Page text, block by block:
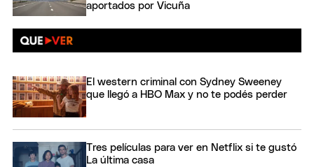
aportados por Vicuña
El western criminal con Sydney Sweeney
que llegó a HBO Max y no te podés perder
Tres películas para ver en Netflix si te gustó
La última casa